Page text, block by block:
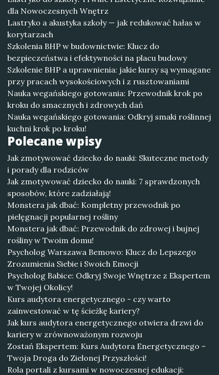
dla Nowoczesnych Wnętrz
Lastryko a akustyka szkoły — jak redukować hałas w
korytarzach
Szkolenia BHP w budownictwie: Klucz do
bezpieczeństwa i efektywności na placu budowy
Szkolenie BHP a uprawnienia: jakie kursy są wymagane
przy pracach wysokościowych i z rusztowaniami
Nauka wegańskiego gotowania: Przewodnik krok po
kroku do smacznych i zdrowych dań
Nauka wegańskiego gotowania: Odkryj smaki roślinnej
kuchni krok po kroku!
Polecane wpisy
Jak zmotywować dziecko do nauki: Skuteczne metody
i porady dla rodziców
Jak zmotywować dziecko do nauki: 7 sprawdzonych
sposobów, które zadziałają!
Monstera jak dbać: Kompletny przewodnik po
pielęgnacji popularnej rośliny
Monstera jak dbać: Przewodnik do zdrowej i bujnej
rośliny w Twoim domu!
Psycholog Warszawa Bemowo: Klucz do Lepszego
Zrozumienia Siebie i Swoich Emocji
Psycholog Babice: Odkryj Swoje Wnętrze z Ekspertem
w Twojej Okolicy!
Kurs audytora energetycznego - czy warto
zainwestować w tę ścieżkę kariery?
Jak kurs audytora energetycznego otwiera drzwi do
kariery w zrównoważonym rozwoju
Zostań Ekspertem: Kurs Audytora Energetycznego –
Twoja Droga do Zielonej Przyszłości!
Rola portali z kursami w nowoczesnej edukacji: